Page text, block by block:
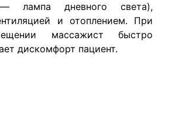
лампа дневного света),
и отоплением. При
массажист быстро
дискомфорт пациент.